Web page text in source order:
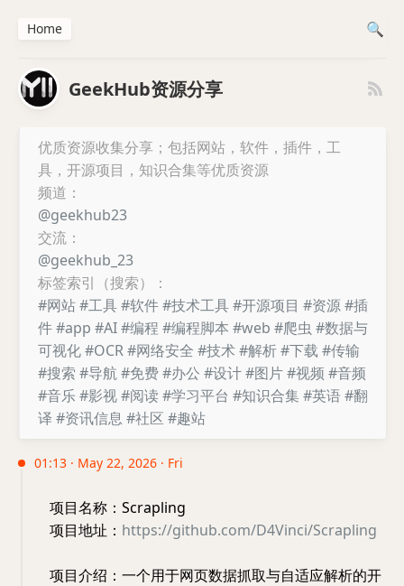
GeekHub资源分享
优质资源收集分享；包括网站，软件，插件，工
具，开源项目，知识合集等优质资源
频道：
@geekhub23
交流：
@geekhub_23
标签索引（搜索）：
#网站#工具#软件#技术工具#开源项目 #资源#插
件#app #AI#编程 #编程脚本 #web #爬虫 #数据与
可视化#OCR#网络安全 #技术#解析#下载 #传输
#搜索 #导航#免费#办公 #设计#图片#视频 #音频
#音乐#影视#阅读 #学习平台 #知识合集#英语#翻
译 #资讯信息 #社区 #趣站
01:13 · May 22, 2026 · Fri
项目名称：Scrapling
项目地址： https://github.com/D4Vinci/Scrapling
项目介绍：一个用于网页数据抓取与自适应解析的开
Home